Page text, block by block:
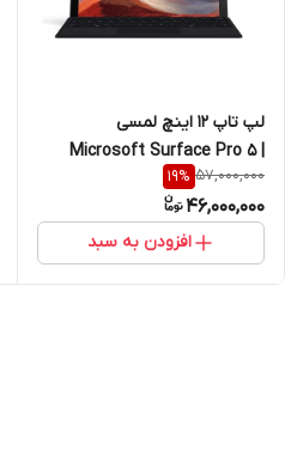
لپ تاپ 12 اینچ لمسی
Microsoft Surface Pro 5 |
8GB RAM | 256GB SSD | Core
I5 7300U
57,000,000
19%
46,000,000
افزودن به سبد